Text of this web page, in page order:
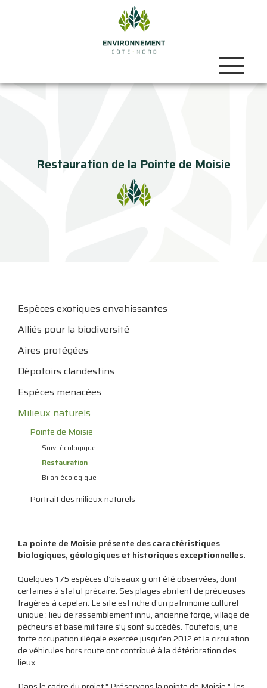
Restauration de la Pointe de Moisie
Espèces exotiques envahissantes
Alliés pour la biodiversité
Aires protégées
Dépotoirs clandestins
Espèces menacées
Milieux naturels
Pointe de Moisie
Suivi écologique
Restauration
Bilan écologique
Portrait des milieux naturels
La pointe de Moisie présente des caractéristiques
biologiques, géologiques et historiques exceptionnelles.
Quelques 175 espèces d’oiseaux y ont été observées, dont
certaines à statut précaire. Ses plages abritent de précieuses
frayères à capelan. Le site est riche d’un patrimoine culturel
unique : lieu de rassemblement innu, ancienne forge, village de
pêcheurs et base militaire s’y sont succédés. Toutefois, une
forte occupation illégale exercée jusqu’en 2012 et la circulation
de véhicules hors route ont contribué à la détérioration des
lieux.